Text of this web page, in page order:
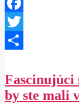
Facebook
Twitter
Fascinujúci
by ste mali